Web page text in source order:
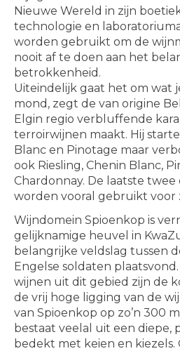
Nieuwe Wereld in zijn
technologie en
worden gebruikt om de
nooit af te doen aan het
betrokkenheid.
Uiteindelijk gaat het om wat
mond, zegt de van origine
Elgin regio verbluffende
terroirwijnen maakt. Hij
Blanc en Pinotage maar
ook Riesling, Chenin Blanc,
Chardonnay. De laatste
worden vooral gebruikt voor
Wijndomein Spioenkop is
gelijknamige heuvel in
belangrijke veldslag tussen
Engelse soldaten
wijnen uit dit gebied zijn de
de vrij hoge ligging van de
van Spioenkop op zo’n 300
bestaat veelal uit een diepe,
bedekt met keien en